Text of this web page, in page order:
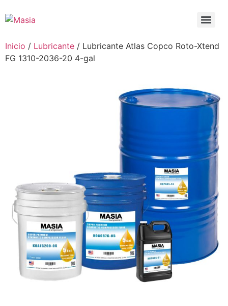
Inicio / Lubricante / Lubricante Atlas Copco Roto-Xtend
FG 1310-2036-20 4-gal